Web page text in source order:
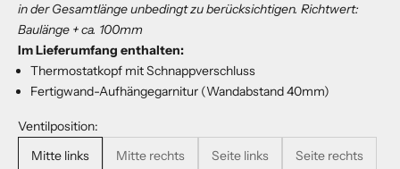
in der Gesamtlänge unbedingt zu berücksichtigen. Richtwert:
Baulänge + ca. 100mm
Im Lieferumfang enthalten:
Thermostatkopf mit Schnappverschluss
Fertigwand-Aufhängegarnitur (Wandabstand 40mm)
Ventilposition:
Mitte links
Mitte rechts Seite links Seite rechts